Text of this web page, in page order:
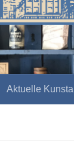
Aktuelle